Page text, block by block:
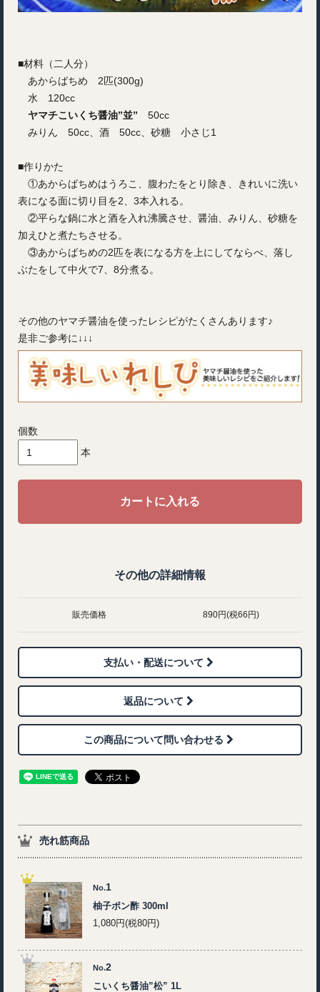
■材料（二人分）
あからばちめ 2匹(300g)
水 120cc
ヤマチこいくち醤油”並” 50cc
みりん 50cc、酒 50cc、砂糖 小さじ1
■作りかた
①あからばちめはうろこ、腹わたをとり除き、きれいに洗い
表になる面に切り目を2、3本入れる。
②平らな鍋に水と酒を入れ沸騰させ、醤油、みりん、砂糖を
加えひと煮たちさせる。
③あからばちめの2匹を表になる方を上にしてならべ、落し
ぶたをして中火で7、8分煮る。
その他のヤマチ醤油を使ったレシピがたくさんあります♪
是非ご参考に↓↓↓
個数
本
カートに入れる
その他の詳細情報
販売価格 890円(税66円)
支払い・配送について
返品について
この商品について問い合わせる
売れ筋商品
No.1
柚子ポン酢 300ml
1,080円(税80円)
No.2
こいくち醤油”松” 1L